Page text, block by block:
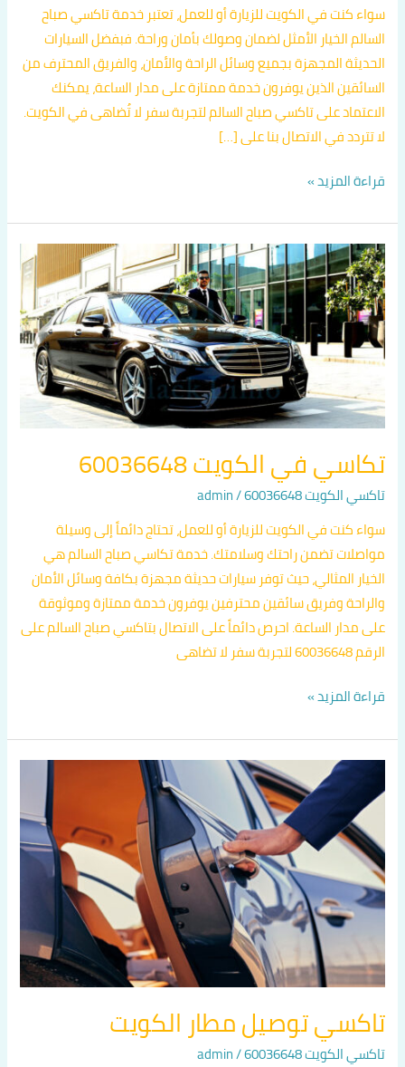
سواء كنت في الكويت للزيارة أو للعمل، تعتبر خدمة تاكسي صباح
السالم الخيار الأمثل لضمان وصولك بأمان وراحة. فبفضل السيارات
الحديثة المجهزة بجميع وسائل الراحة والأمان، والفريق المحترف من
السائقين الذين يوفرون خدمة ممتازة على مدار الساعة، يمكنك
الاعتماد على تاكسي صباح السالم لتجربة سفر لا تُضاهى في الكويت.
لا تتردد في الاتصال بنا على […]
قراءة المزيد »
تكاسي في الكويت 60036648
تاكسي الكويت 60036648 /
admin
سواء كنت في الكويت للزيارة أو للعمل، تحتاج دائماً إلى وسيلة
مواصلات تضمن راحتك وسلامتك. خدمة تكاسي صباح السالم هي
الخيار المثالي، حيث توفر سيارات حديثة مجهزة بكافة وسائل الأمان
والراحة وفريق سائقين محترفين يوفرون خدمة ممتازة وموثوقة
على مدار الساعة. احرص دائماً على الاتصال بتاكسي صباح السالم على
الرقم 60036648 لتجربة سفر لا تضاهى
تكاسي
في
الكويت
60036648
قراءة المزيد »
تاكسي توصيل مطار الكويت
تاكسي الكويت 60036648 /
admin
تاكسي
توصيل
مطار
الكويت